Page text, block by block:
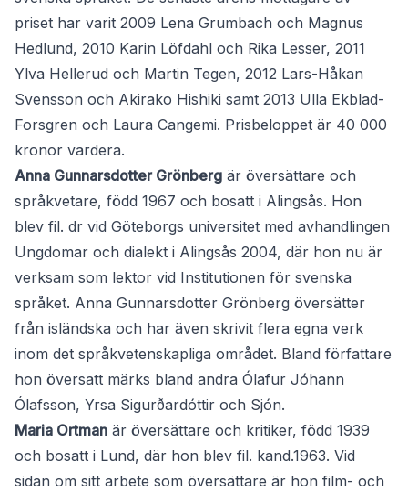
priset har varit 2009 Lena Grumbach och Magnus
Hedlund, 2010 Karin Löfdahl och Rika Lesser, 2011
Ylva Hellerud och Martin Tegen, 2012 Lars-Håkan
Svensson och Akirako Hishiki samt 2013 Ulla Ekblad-
Forsgren och Laura Cangemi. Prisbeloppet är 40 000
kronor vardera.
Anna Gunnarsdotter Grönberg är översättare och
språkvetare, född 1967 och bosatt i Alingsås. Hon
blev fil. dr vid Göteborgs universitet med avhandlingen
Ungdomar och dialekt i Alingsås 2004, där hon nu är
verksam som lektor vid Institutionen för svenska
språket. Anna Gunnarsdotter Grönberg översätter
från isländska och har även skrivit flera egna verk
inom det språkvetenskapliga området. Bland författare
hon översatt märks bland andra Ólafur Jóhann
Ólafsson, Yrsa Sigurðardóttir och Sjón.
Maria Ortman är översättare och kritiker, född 1939
och bosatt i Lund, där hon blev fil. kand.1963. Vid
sidan om sitt arbete som översättare är hon film- och